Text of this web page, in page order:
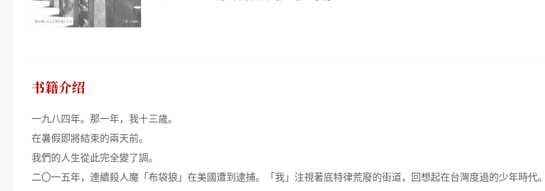
书籍介绍
一九八四年。那一年，我十三歲。
在暑假即將結束的兩天前。
我們的人生從此完全變了調。
二〇一五年，連續殺人魔「布袋狼」在美國遭到逮捕。「我」注視著底特律荒廢的街道，回想起在台灣度過的少年時代